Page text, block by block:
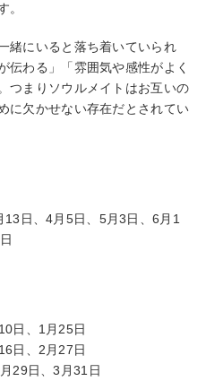
。
緒にいると落ち着いていられ
伝わる」「雰囲気や感性がよく
つまりソウルメイトはお互いの
に欠かせない存在だとされてい
日、4月5日、5月3日、6月1
日、1月25日
日、2月27日
29日、3月31日